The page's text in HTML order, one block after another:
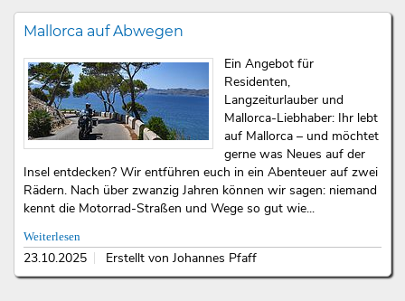
Mallorca auf Abwegen
Ein Angebot für
Residenten,
Langzeiturlauber und
Mallorca-Liebhaber: Ihr lebt
auf Mallorca – und möchtet
gerne was Neues auf der
Insel entdecken? Wir entführen euch in ein Abenteuer auf zwei
Rädern. Nach über zwanzig Jahren können wir sagen: niemand
kennt die Motorrad-Straßen und Wege so gut wie...
Weiterlesen
23.10.2025 Erstellt von Johannes Pfaff